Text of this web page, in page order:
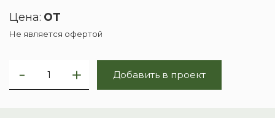
Цена: от
Не является офертой
Добавить в проект